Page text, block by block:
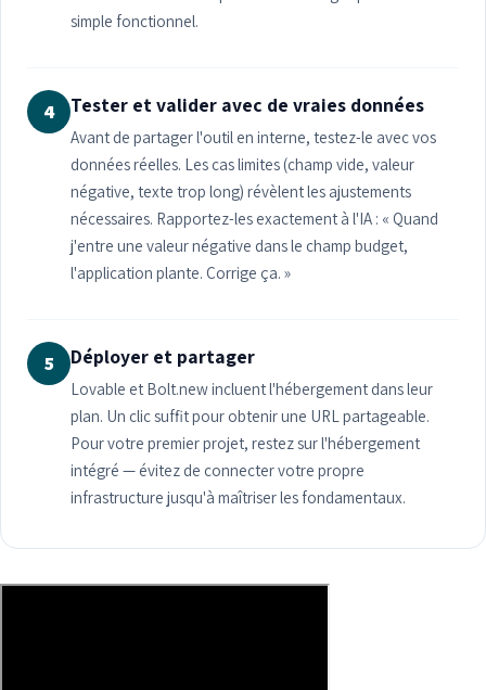
simple fonctionnel.
4 Tester et valider avec de vraies données
Avant de partager l'outil en interne, testez-le avec vos
données réelles. Les cas limites (champ vide, valeur
négative, texte trop long) révèlent les ajustements
nécessaires. Rapportez-les exactement à l'IA : « Quand
j'entre une valeur négative dans le champ budget,
l'application plante. Corrige ça. »
5 Déployer et partager
Lovable et Bolt.new incluent l'hébergement dans leur
plan. Un clic suffit pour obtenir une URL partageable.
Pour votre premier projet, restez sur l'hébergement
intégré — évitez de connecter votre propre
infrastructure jusqu'à maîtriser les fondamentaux.